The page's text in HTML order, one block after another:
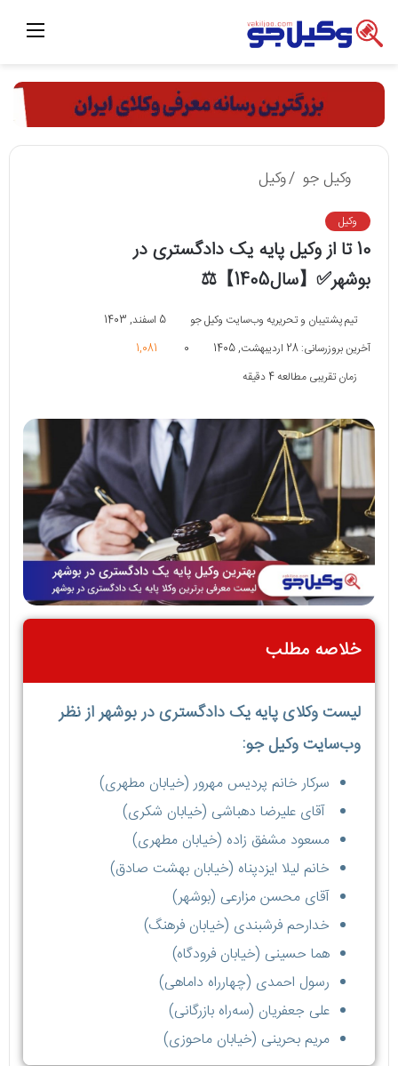
منو
وکیل جو /وکیل
وکیل
10 تا از وکیل پایه یک دادگستری در
بوشهر✅【سال1405】⚖️
تیم پشتیبان و تحریریه وب‌سایت وکیل جو
5 اسفند, 1403
آخرین بروزرسانی: 28 اردیبهشت, 1405
0
1,081
زمان تقریبی مطالعه 4 دقیقه
خلاصه مطلب
لیست وکلای پایه یک دادگستری در بوشهر از نظر
وب‌سایت وکیل جو:
سرکار خانم پردیس مهرور (خیابان مطهری)
آقای علیرضا دهباشی (خیابان شکری)
مسعود مشفق زاده (خیابان مطهری)
خانم لیلا ایزدپناه (خیابان بهشت صادق)
آقای محسن مزارعی (بوشهر)
خدارحم فرشبندی (خیابان فرهنگ)
هما حسینی (خیابان فرودگاه)
رسول احمدی (چهارراه داماهی)
علی جعفریان (سه‌راه بازرگانی)
مریم بحرینی (خیابان ماحوزی)